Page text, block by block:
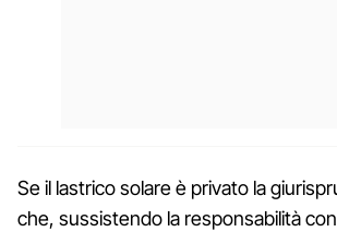
Se il lastrico solare è privato la
che, sussistendo la responsabilità